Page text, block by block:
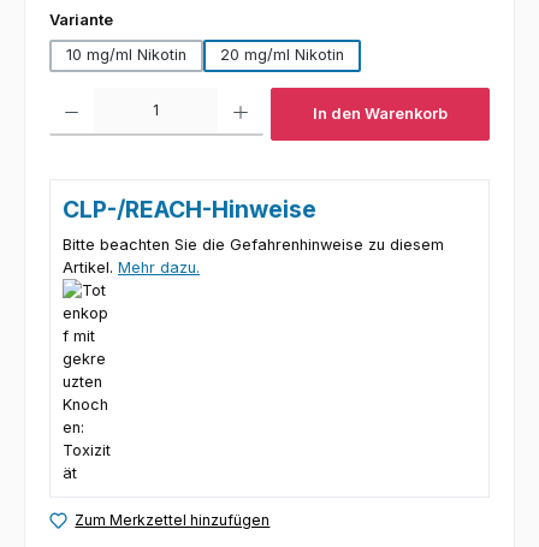
Varianteauswählen
10 mg/ml Nikotin
20 mg/ml Nikotin
In den Warenkorb
CLP-/REACH-Hinweise
Bitte beachten Sie die Gefahrenhinweise zu diesem
Artikel. Mehr dazu.
Zum Merkzettel hinzufügen